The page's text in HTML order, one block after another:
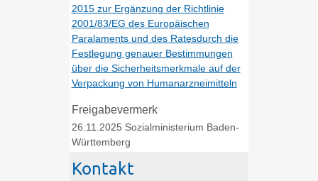
2015 zur Ergänzung der Richtlinie
2001/83/EG des Europäischen
Paralaments und des Ratesdurch die
Festlegung genauer Bestimmungen
über die Sicherheitsmerkmale auf der
Verpackung von Humanarzneimitteln
Freigabevermerk
26.11.2025 Sozialministerium Baden-
Württemberg
Kontakt